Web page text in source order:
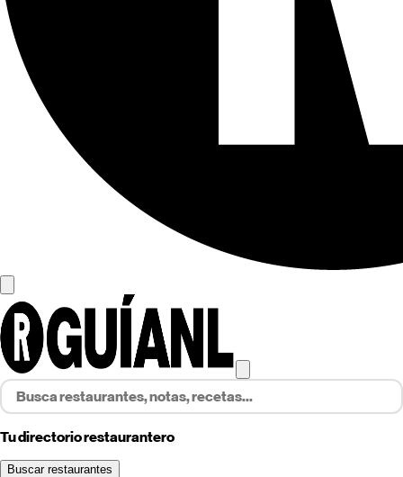
Tu directorio restaurantero
Buscar restaurantes